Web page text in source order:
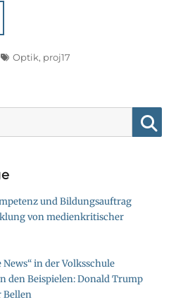
TagsOptik, proj17
und Bildungsauftrag
von medienkritischer
in der Volksschule
den Beispielen: Donald Trump
Bellen